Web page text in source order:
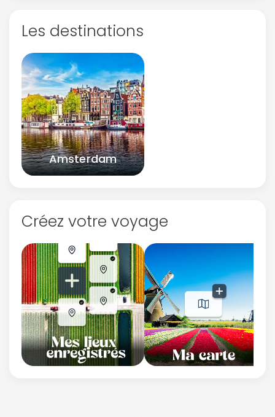
Les destinations
Amsterdam
Créez votre voyage